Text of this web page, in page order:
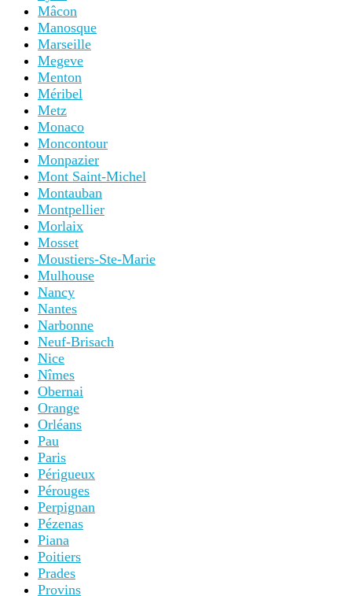
Mâcon
Manosque
Marseille
Megeve
Menton
Méribel
Metz
Monaco
Moncontour
Monpazier
Mont Saint-Michel
Montauban
Montpellier
Morlaix
Mosset
Moustiers-Ste-Marie
Mulhouse
Nancy
Nantes
Narbonne
Neuf-Brisach
Nice
Nîmes
Obernai
Orange
Orléans
Pau
Paris
Périgueux
Pérouges
Perpignan
Pézenas
Piana
Poitiers
Prades
Provins